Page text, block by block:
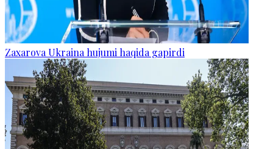
Zaxarova Ukraina hujumi haqida gapirdi